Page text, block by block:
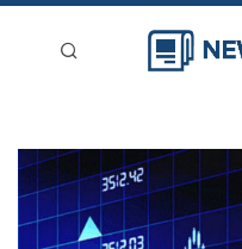
新聞稿分類
登入